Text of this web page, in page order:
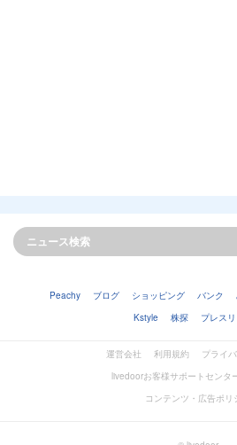
Peachy ブログ ショッピング バンク
Kstyle
株探 プレス
運営会社 利用規約
プライ
livedoorお客様サポートセンタ
コンテンツ・広告ポリ